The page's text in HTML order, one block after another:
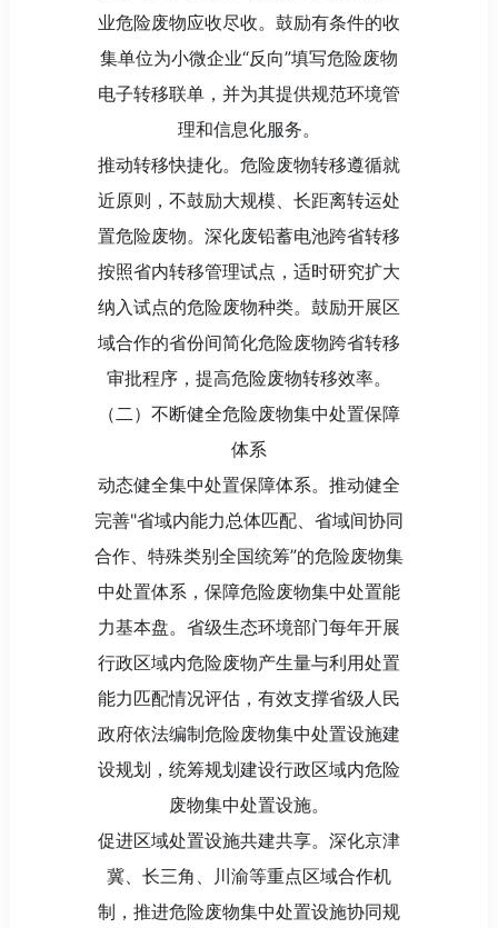
业危险废物应收尽收。鼓励有条件的收
集单位为小微企业“反向”填写危险废物
电子转移联单，并为其提供规范环境管
理和信息化服务。
推动转移快捷化。危险废物转移遵循就
近原则，不鼓励大规模、长距离转运处
置危险废物。深化废铅蓄电池跨省转移
按照省内转移管理试点，适时研究扩大
纳入试点的危险废物种类。鼓励开展区
域合作的省份间简化危险废物跨省转移
审批程序，提高危险废物转移效率。
（二）不断健全危险废物集中处置保障
体系
动态健全集中处置保障体系。推动健全
完善"省域内能力总体匹配、省域间协同
合作、特殊类别全国统筹”的危险废物集
中处置体系，保障危险废物集中处置能
力基本盘。省级生态环境部门每年开展
行政区域内危险废物产生量与利用处置
能力匹配情况评估，有效支撑省级人民
政府依法编制危险废物集中处置设施建
设规划，统筹规划建设行政区域内危险
废物集中处置设施。
促进区域处置设施共建共享。深化京津
冀、长三角、川渝等重点区域合作机
制，推进危险废物集中处置设施协同规